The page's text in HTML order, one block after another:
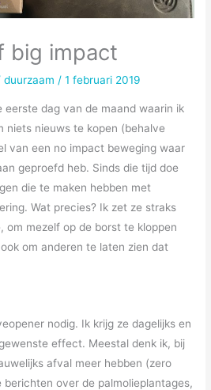
big impact
duurzaam /1 februari 2019
eerste dag van de maand waarin ik
niets nieuws te kopen (behalve
van een no impact beweging waar
geproefd heb. Sinds die tijd doe
die te maken hebben met
Wat precies? Ik zet ze straks
om mezelf op de borst te kloppen
om anderen te laten zien dat
nodig. Ik krijg ze dagelijks en
effect. Meestal denk ik, bij
afval meer hebben (zero
over de palmolieplantages,